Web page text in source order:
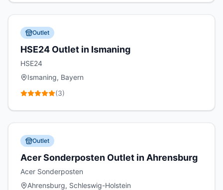
Outlet
HSE24 Outlet in Ismaning
HSE24
Ismaning, Bayern
(3)
Outlet
Acer Sonderposten Outlet in Ahrensburg
Acer Sonderposten
Ahrensburg, Schleswig-Holstein